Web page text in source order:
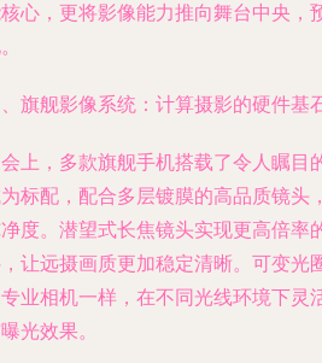
心，更将影像能力推向舞台中央，
旗舰影像系统：计算摄影的硬件基
上，多款旗舰手机搭载了令人瞩目
标配，配合多层镀膜的高品质镜头
度。潜望式长焦镜头实现更高倍率
让远摄画质更加稳定清晰。可变光
业相机一样，在不同光线环境下灵
光效果。